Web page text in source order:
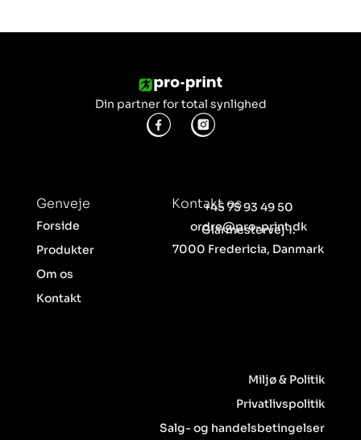
Din partner for total synlighed
Genveje
Forside
Produkter
Om os
Kontakt
Kontakt os
+45 75 93 49 50
ordre@pro-print.dk
Glarmestervej 1.
7000 Fredericia, Danmark
Miljø & Politik
Privatlivspolitik
Salg- og handelsbetingelser